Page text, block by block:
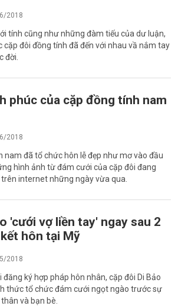
2018
tính cũng như những đàm tiếu của dư luận,
cặp đôi đồng tính đã đến với nhau vầ nắm tay
đời.
phúc của cặp đồng tính nam
2018
nam đã tổ chức hôn lễ đẹp như mơ vào đầu
hình ảnh từ đám cưới của cặp đôi đang
internet những ngày vừa qua.
'cưới vợ liền tay' ngay sau 2
hôn tại Mỹ
2018
ký hợp pháp hôn nhân, cặp đôi Di Bảo
thức tổ chức đám cưới ngọt ngào trước sự
và bạn bè.